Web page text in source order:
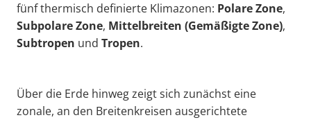
fünf thermisch definierte Klimazonen: Polare Zone,
Subpolare Zone, Mittelbreiten (Gemäßigte Zone),
Subtropen und Tropen.
Über die Erde hinweg zeigt sich zunächst eine
zonale, an den Breitenkreisen ausgerichtete